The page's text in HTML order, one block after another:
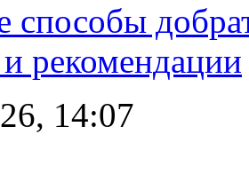
способы
рекомендации
14:07